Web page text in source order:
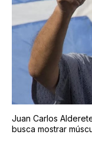
Juan Carlos
busca mostrar